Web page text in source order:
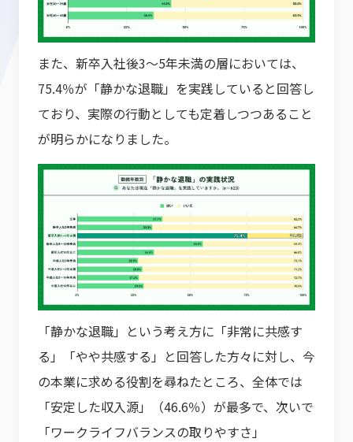
また、新卒入社後3～5年未満の層においては、
75.4％が「静かな退職」を実践していると回答し
ており、実際の行動としても定着しつつあること
が明らかになりました。
「静かな退職」という考え方に「非常に共感す
る」「やや共感する」と回答した方々に対し、今
の本業に求める役割を尋ねたところ、全体では
「安定した収入源」（46.6％）が最多で、次いで
「ワークライフバランスの取りやすさ」